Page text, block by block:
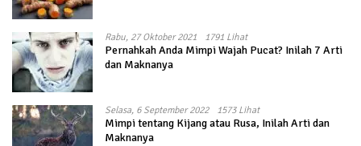
Rabu, 27 Oktober 2021 1791 Lihat
Pernahkah Anda Mimpi Wajah Pucat? Inilah 7 Arti
dan Maknanya
Selasa, 6 September 2022 1573 Lihat
Mimpi tentang Kijang atau Rusa, Inilah Arti dan
Maknanya